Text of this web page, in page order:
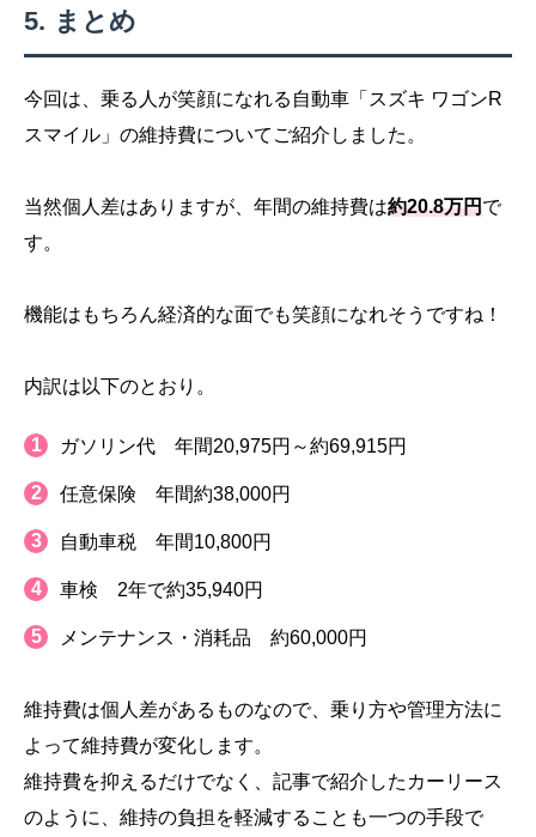
まとめ
今回は、乗る人が笑顔になれる自動車「スズキ ワゴンR
スマイル」の維持費についてご紹介しました。
当然個人差はありますが、年間の維持費は約20.8万円で
す。
機能はもちろん経済的な面でも笑顔になれそうですね！
内訳は以下のとおり。
ガソリン代 年間20,975円～約69,915円
任意保険 年間約38,000円
自動車税 年間10,800円
車検 2年で約35,940円
メンテナンス・消耗品 約60,000円
維持費は個人差があるものなので、乗り方や管理方法に
よって維持費が変化します。
維持費を抑えるだけでなく、記事で紹介したカーリース
のように、維持の負担を軽減することも一つの手段で